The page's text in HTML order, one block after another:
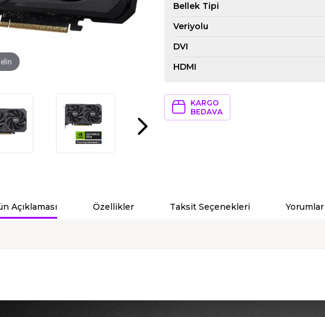
Bellek Tipi
Veriyolu
DVI
HDMI
KARGO
BEDAVA
Açıklaması Özellikler Taksit Seçenekleri Yorumlar